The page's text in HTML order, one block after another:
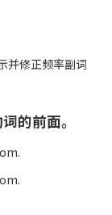
并修正频率副词
的前面。